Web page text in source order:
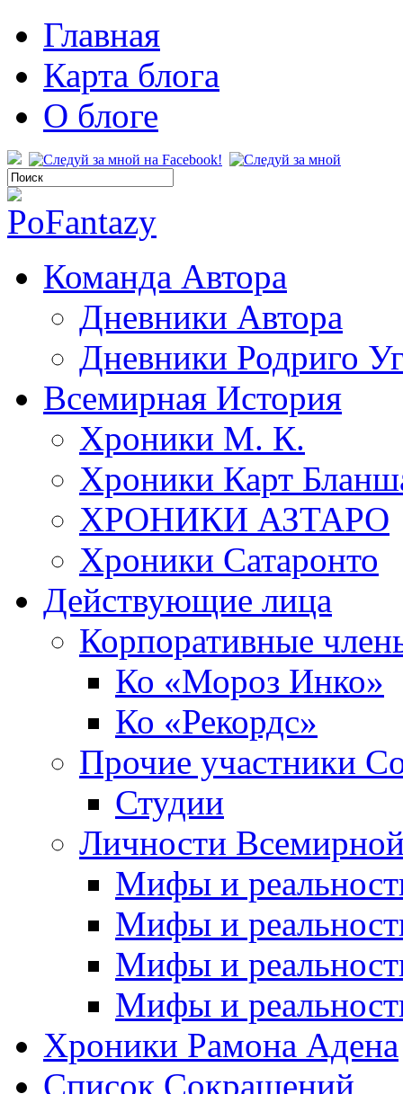
Главная
Карта блога
О блоге
Команда Автора
Дневники Автора
Дневники Родриго
Всемирная История
Хроники М. К.
Хроники Карт
ХРОНИКИ АЗТАРО
Хроники Сатаронто
Действующие лица
Корпоративные
Ко «Мороз Инко»
Ко «Рекордс»
Прочие участники
Студии
Личности
Мифы и
Мифы и
Мифы и
Мифы и
Хроники Рамона Адена
Список Сокращений